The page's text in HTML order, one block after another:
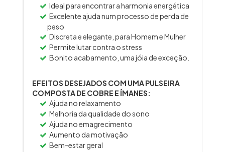
Ideal para encontrar a harmonia energética
Excelente ajuda num processo de perda de
peso
Discreta e elegante, para Homem e Mulher
Permite lutar contra o stress
Bonito acabamento, uma jóia de exceção.
EFEITOS DESEJADOS COM UMA PULSEIRA
COMPOSTA DE COBRE E ÍMANES:
Ajuda no relaxamento
Melhoria da qualidade do sono
Ajuda no emagrecimento
Aumento da motivação
Bem-estar geral